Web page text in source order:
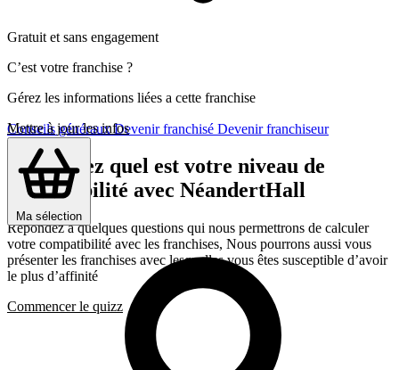
Conseils générauxDevenir franchisé Devenir franchiseur
Ma sélection
Gratuit et sans engagement
C’est votre franchise ?
Gérez les informations liées a cette franchise
Mettre à jour les infos
Découvrez quel est votre niveau de
compatibilité avec NéandertHall
Répondez a quelques questions qui nous permettrons de calculer
votre compatibilité avec les franchises, Nous pourrons aussi vous
présenter les franchises avec lesquelles vous êtes susceptible d’avoir
le plus d’affinité
Commencer le quizz